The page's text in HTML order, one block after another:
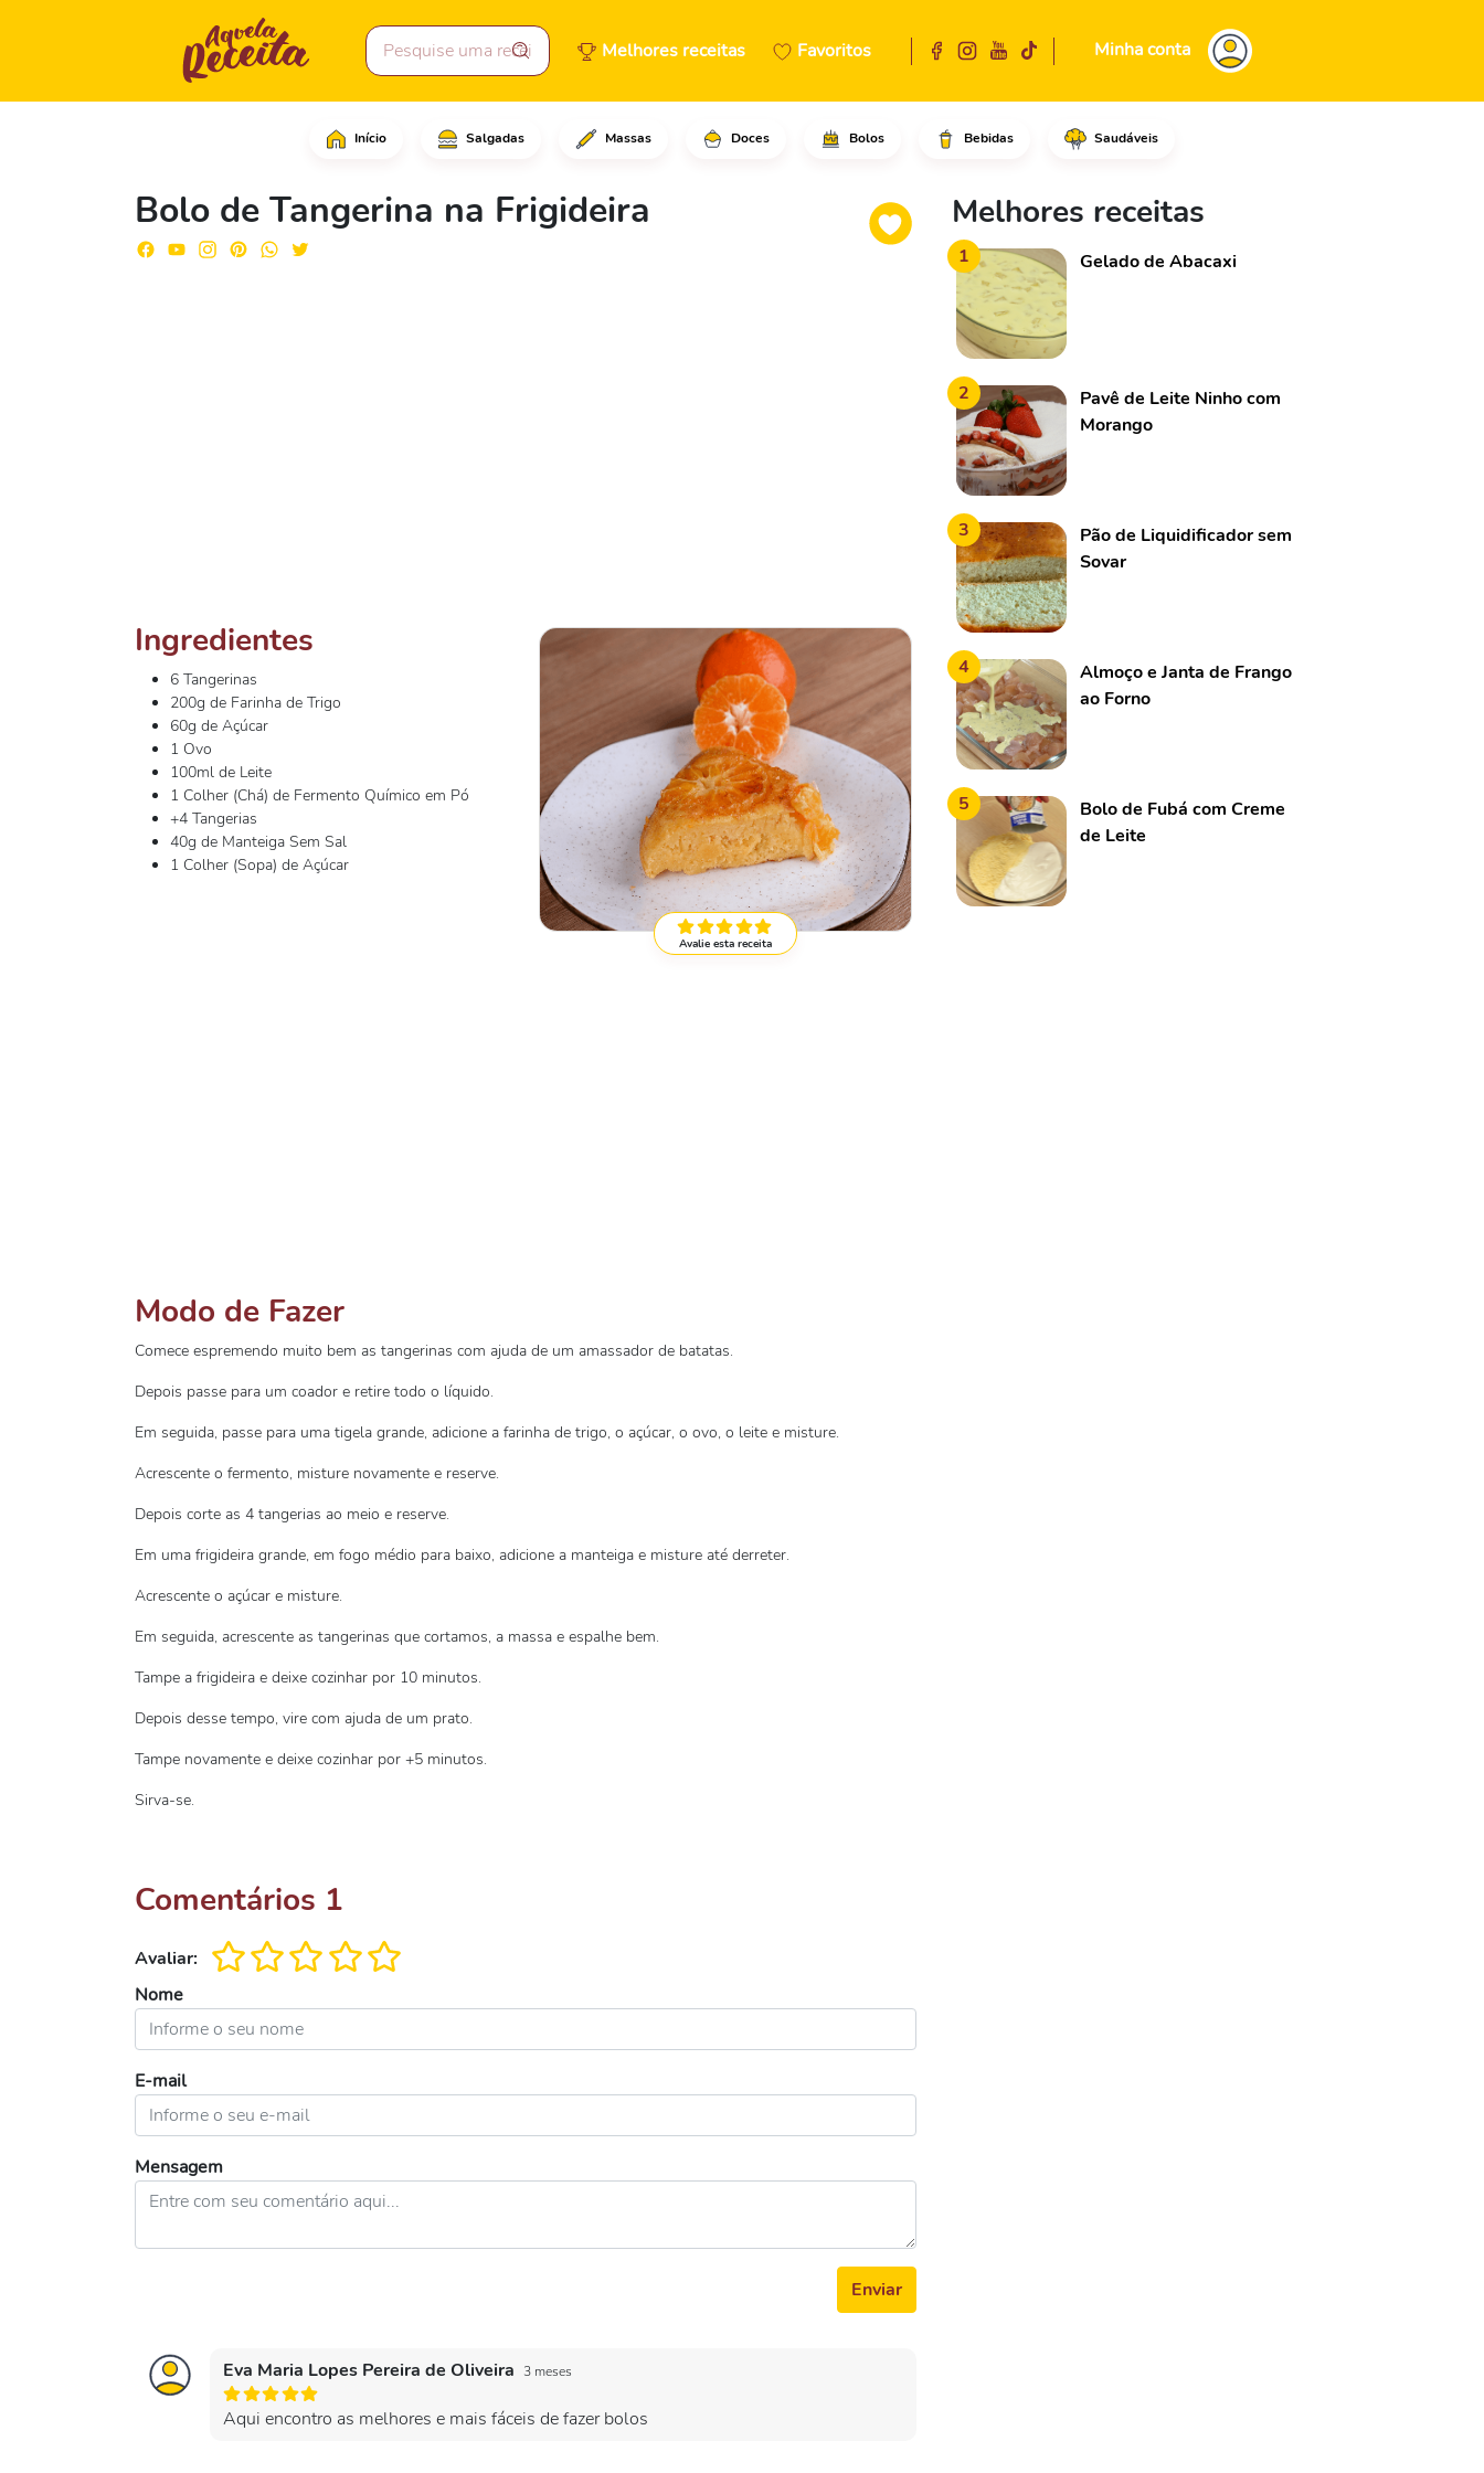
Melhores receitas Favoritos Minha conta
Início Salgadas Massas Doces Bolos Bebidas Saudáveis
Bolo de Tangerina na Frigideira
Comece espremendo muito bem as tangerinas com ajuda de um amassador de
Avalie esta receita
Ingredientes
6 Tangerinas
200g de Farinha de Trigo
60g de Açúcar
1 Ovo
100ml de Leite
1 Colher (Chá) de Fermento Químico em Pó
+4 Tangerias
40g de Manteiga Sem Sal
1 Colher (Sopa) de Açúcar
Modo de Fazer
Comece espremendo muito bem as tangerinas com ajuda de um amassador de batatas.
Depois passe para um coador e retire todo o líquido.
Em seguida, passe para uma tigela grande, adicione a farinha de trigo, o açúcar, o ovo, o leite e misture.
Acrescente o fermento, misture novamente e reserve.
Depois corte as 4 tangerias ao meio e reserve.
Em uma frigideira grande, em fogo médio para baixo, adicione a manteiga e misture até derreter.
Acrescente o açúcar e misture.
Em seguida, acrescente as tangerinas que cortamos, a massa e espalhe bem.
Tampe a frigideira e deixe cozinhar por 10 minutos.
Depois desse tempo, vire com ajuda de um prato.
Tampe novamente e deixe cozinhar por +5 minutos.
Sirva-se.
Comentários 1
Avaliar:
Nome
E-mail
Mensagem
Enviar
Eva Maria Lopes Pereira de Oliveira 3 meses
Aqui encontro as melhores e mais fáceis de fazer bolos
Melhores receitas
1 Gelado de Abacaxi
2
Pavê de Leite Ninho com
Morango
3
Pão de Liquidificador sem
Sovar
4
Almoço e Janta de Frango
ao Forno
5
Bolo de Fubá com Creme
de Leite